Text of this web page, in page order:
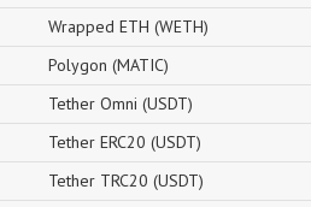
Wrapped ETH (WETH)
Polygon (MATIC)
Tether Omni (USDT)
Tether ERC20 (USDT)
Tether TRC20 (USDT)